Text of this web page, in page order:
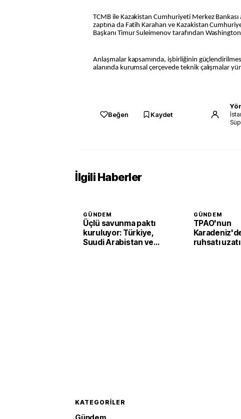
TCMB ile Kazakistan Cumhuriyeti Merkez
zaptına da Fatih Karahan ve Kazakistan
Başkanı Timur Suleimenov tarafından
Anlaşmalar kapsamında, işbirliğinin güçlendirilmesi
alanında kurumsal çerçevede teknik çalışmalar
Beğen Kaydet
İlgili Haberler
GÜNDEM
Üçlü savunma paktı
kuruluyor: Türkiye,
Suudi Arabistan ve
GÜNDEM
TPAO'nun
ruhsatı
KATEGORILER